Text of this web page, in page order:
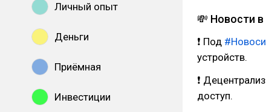
Личный опыт
Деньги
Приёмная
Инвестиции
💸 Новости
❗ Под
устройств.
❗
доступ.